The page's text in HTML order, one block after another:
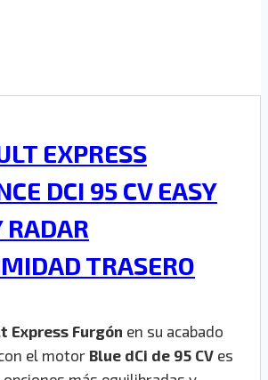
EXPRESS
DCI 95 CV EASY
RADAR
TRASERO
Express Furgón en su acabado
el motor Blue dCi de 95 CV es